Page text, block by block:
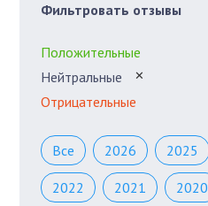
Фильтровать отзывы
Положительные
Нейтральные
✕
Отрицательные
Все 2026 2025
2022 2021 2020